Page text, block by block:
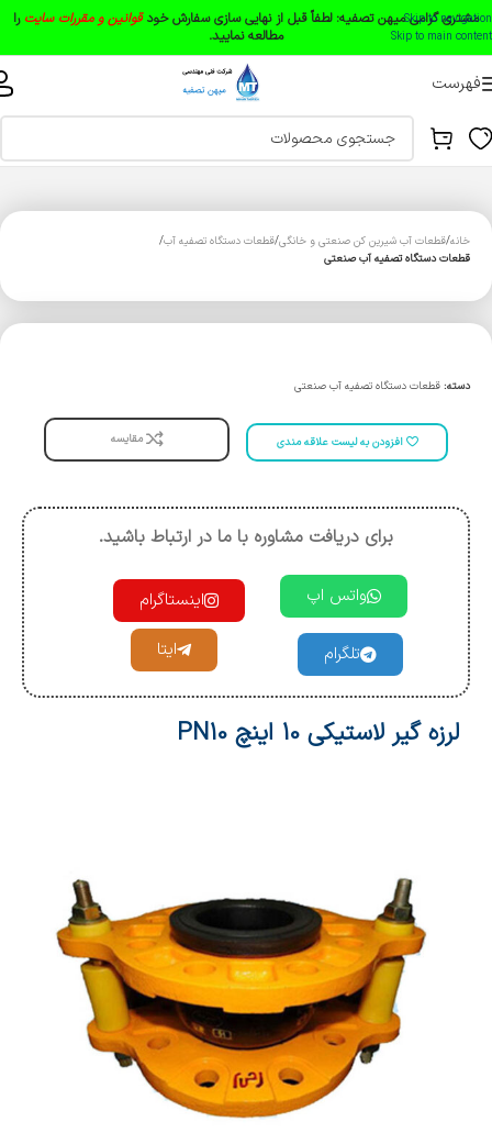
Skip to navigation
Skip to main content
مشتری گرامی میهن تصفیه: لطفاً قبل از نهایی سازی سفارش خودقوانین و مقررات سایت را
مطالعه نمایید.
فهرست
خانه قطعات آب شیرین کن صنعتی و خانگی قطعات دستگاه تصفیه آب
قطعات دستگاه تصفیه آب صنعتی
دسته: قطعات دستگاه تصفیه آب صنعتی
افزودن به لیست علاقه مندی مقایسه
برای دریافت مشاوره با ما در ارتباط باشید.
واتس اپ اینستاگرام
تلگرام ایتا
لرزه گیر لاستیکی 10 اینچ PN10